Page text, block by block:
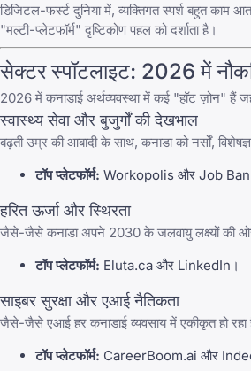
डिजिटल-फर्स्ट दुनिया में, व्यक्तिगत स्पर्श बहुत काम
"मल्टी-प्लेटफॉर्म" दृष्टिकोण पहल को दर्शाता है।
सेक्टर स्पॉटलाइट: 2026 में
2026 में कनाडाई अर्थव्यवस्था में कई "हॉट ज़ोन" हैं
स्वास्थ्य सेवा और बुजुर्गों की देखभाल
बढ़ती उम्र की आबादी के साथ, कनाडा को नर्सों,
टॉप प्लेटफॉर्म: Workopolis और Job
हरित ऊर्जा और स्थिरता
जैसे-जैसे कनाडा अपने 2030 के जलवायु लक्ष्यों की ओर
टॉप प्लेटफॉर्म: Eluta.ca और LinkedIn ।
साइबर सुरक्षा और एआई नैतिकता
जैसे-जैसे एआई हर कनाडाई व्यवसाय में एकीकृत हो
टॉप प्लेटफॉर्म: CareerBoom.ai और